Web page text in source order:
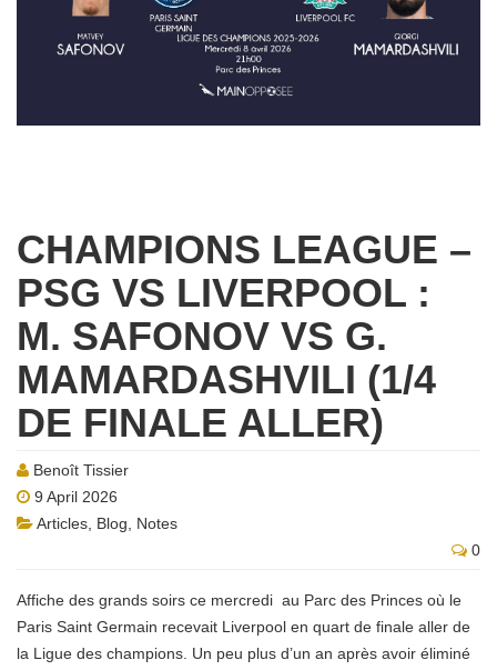
CHAMPIONS LEAGUE –
PSG VS LIVERPOOL :
M. SAFONOV VS G.
MAMARDASHVILI (1/4
DE FINALE ALLER)
Benoît Tissier
9 April 2026
Articles Blog
Notes
0
Affiche des grands soirs ce mercredi au Parc des Princes où le
Paris Saint Germain recevait Liverpool en quart de finale aller de
la Ligue des champions. Un peu plus d’un an après avoir éliminé